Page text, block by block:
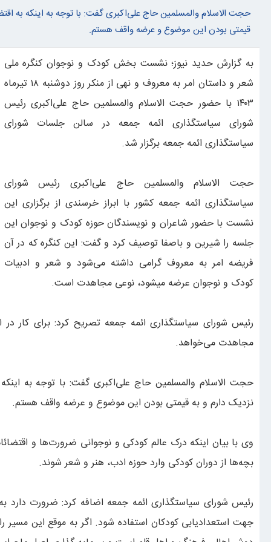
سامانه ضد موشکی لیزری؛ از بلوف سیاسی تا واقعیت میدانی
حجت الاسلام والمسلمین حاج علی‌اکبری گفت: با توجه به اینکه به
قیمتی بودن این موضوع و عرضه واقف هستم.
به گزارش حدید نیوز؛ نشست بخش کودک و نوجوان کنگره ملی
شعر و داستان امر به معروف و نهی از منکر روز دوشنبه ۱۸ تیرماه
۱۴۰۳ با حضور حجت الاسلام والمسلمین حاج علی‌اکبری رئیس
شورای سیاستگذاری ائمه جمعه در سالن جلسات شورای
سیاستگذاری ائمه جمعه برگزار شد.
حجت الاسلام والمسلمین حاج علی‌اکبری رئیس شورای
سیاستگذاری ائمه جمعه کشور با ابراز خرسندی از برگزاری این
نشست با حضور شاعران و نویسندگان حوزه کودک و نوجوان این
جلسه را شیرین و باصفا توصیف کرد و گفت: این کنگره که در آن
فریضه امر به معروف گرامی داشته می‌شود و شعر و ادبیات
کودک و نوجوان عرضه میشود، نوعی مجاهدت است.
رئیس شورای سیاستگذاری ائمه جمعه تصریح کرد: برای کار
مجاهدت می‌خواهد.
حجت الاسلام والمسلمین حاج علی‌اکبری گفت: با توجه به
نزدیک دارم و به قیمتی بودن این موضوع و عرضه واقف هستم.
وی با بیان اینکه درک عالم کودکی و نوجوانی ضرورت‌ها و
بچه‌ها از دوران کودکی وارد حوزه ادب، هنر و شعر شوند.
رئیس شورای سیاستگذاری ائمه جمعه اضافه کرد: ضرورت دارد
جهت استعدادیابی کودکان استفاده شود. اگر به موقع این مسیر